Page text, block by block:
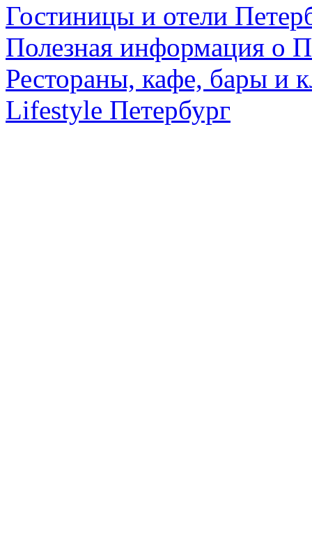
Гостиницы и отели
Полезная информация о
Рестораны, кафе, бары и
Lifestyle Петербург